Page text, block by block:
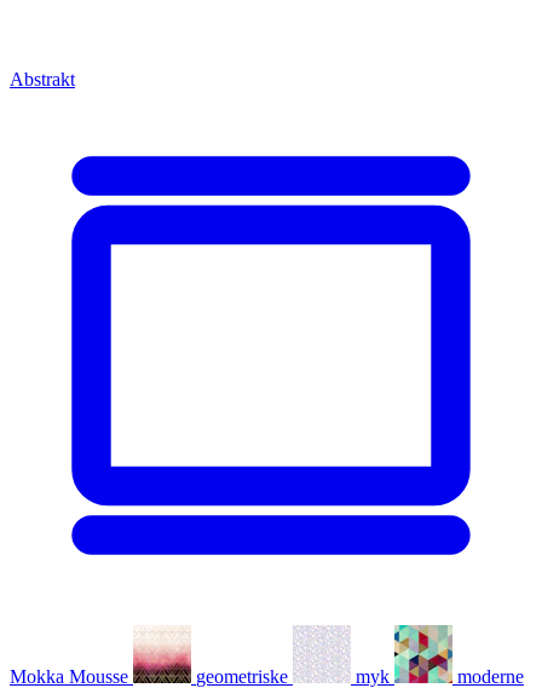
Abstrakt
Mokka Mousse geometriske myk moderne